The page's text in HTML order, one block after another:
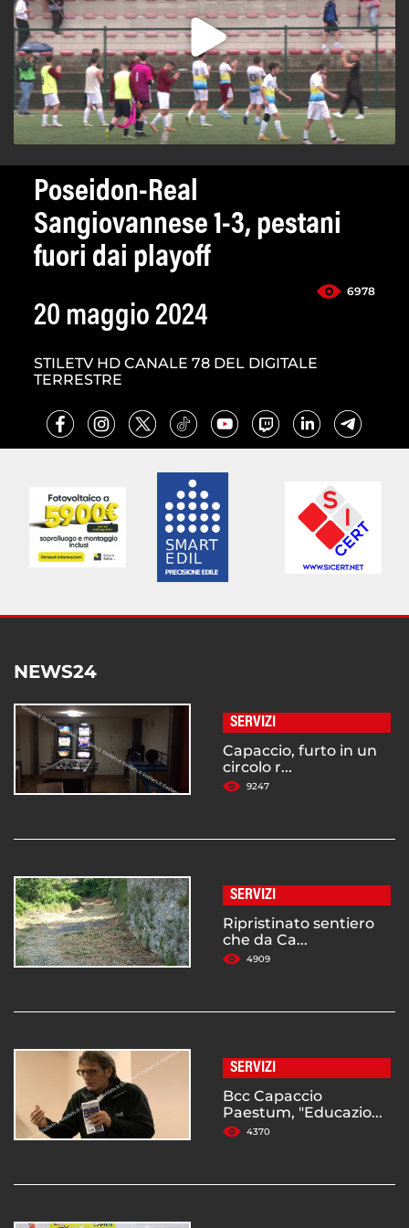
Poseidon-Real
Sangiovannese 1-3, pestani
fuori dai playoff
6978
20 maggio 2024
STILETV HD CANALE 78 DEL DIGITALE
TERRESTRE
NEWS24
SERVIZI
Capaccio, furto in un
circolo r...
9247
SERVIZI
Ripristinato sentiero
che da Ca...
4909
SERVIZI
Bcc Capaccio
Paestum, "Educazio...
4370